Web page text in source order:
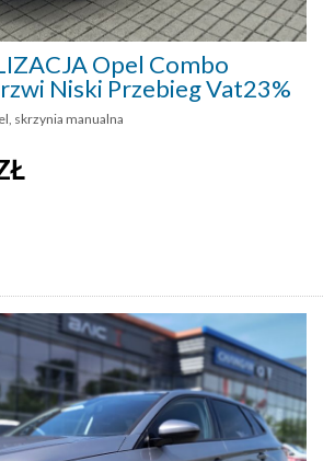
Opel Combo
Niski Przebieg Vat23%
skrzynia manualna